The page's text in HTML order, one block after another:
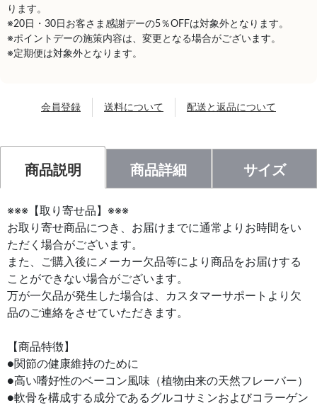
ります。
※20日・30日お客さま感謝デーの5％OFFは対象外となります。
※ポイントデーの施策内容は、変更となる場合がございます。
※定期便は対象外となります。
会員登録 送料について 配送と返品について
商品説明 商品詳細 サイズ
※※※【取り寄せ品】※※※
お取り寄せ商品につき、お届けまでに通常よりお時間をい
ただく場合がございます。
また、ご購入後にメーカー欠品等により商品をお届けする
ことができない場合がございます。
万が一欠品が発生した場合は、カスタマーサポートより欠
品のご連絡をさせていただきます。
【商品特徴】
●関節の健康維持のために
●高い嗜好性のベーコン風味（植物由来の天然フレーバー）
●軟骨を構成する成分であるグルコサミンおよびコラーゲン